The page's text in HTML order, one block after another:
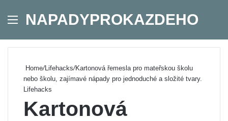
Menu
NAPADYPROKAZDEHO
Home/Lifehacks/Kartonová řemesla pro mateřskou školu
nebo školu, zajímavé nápady pro jednoduché a složité tvary.
Lifehacks
Kartonová